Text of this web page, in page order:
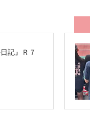
日記』Ｒ７